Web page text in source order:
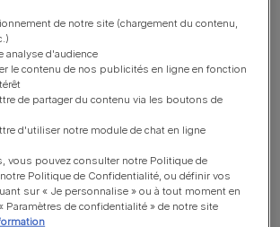
de notre site (chargement du contenu,
analyse d'audience
le contenu de nos publicités en ligne en fonction
de partager du contenu via les boutons de
d'utiliser notre module de chat en ligne
vous pouvez consulter notre Politique de
Politique de Confidentialité, ou définir vos
sur « Je personnalise » ou à tout moment en
Paramètres de confidentialité » de notre site